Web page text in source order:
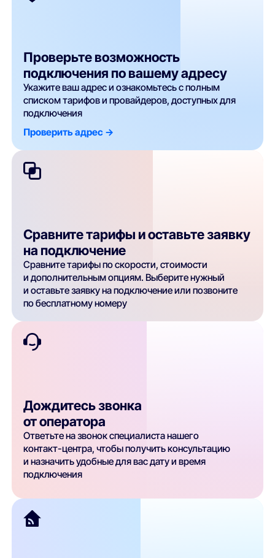
Проверьте возможность
подключения по вашему адресу
Укажите ваш адрес и ознакомьтесь с полным
списком тарифов и провайдеров, доступных для
подключения
Проверить адрес ->
Сравните тарифы и оставьте заявку
на подключение
Сравните тарифы по скорости, стоимости
и дополнительным опциям. Выберите нужный
и оставьте заявку на подключение или позвоните
по бесплатному номеру
Дождитесь звонка
от оператора
Ответьте на звонок специалиста нашего
контакт-центра, чтобы получить консультацию
и назначить удобные для вас дату и время
подключения